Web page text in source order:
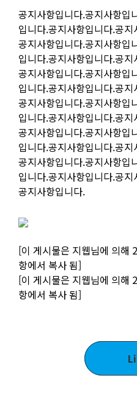
Content
공지사항입니다.공지사항입
입니다.공지사항입니다.공
공지사항입니다.공지사항입
입니다.공지사항입니다.공
공지사항입니다.공지사항입
입니다.공지사항입니다.공
공지사항입니다.공지사항입
입니다.공지사항입니다.공
공지사항입니다.공지사항입
입니다.공지사항입니다.공
공지사항입니다.공지사항입
입니다.공지사항입니다.공
공지사항입니다.
[이 게시물은 지웹님에 의
항에서 복사 됨]
[이 게시물은 지웹님에 의
항에서 복사 됨]